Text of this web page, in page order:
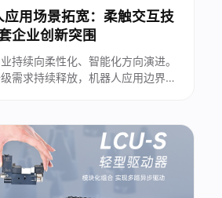
用场景拓宽：柔触交互技
企业创新突围
持续向柔性化、智能化方向演进。
需求持续释放，机器人应用边界不
端交互技术成为打通自动化落地最